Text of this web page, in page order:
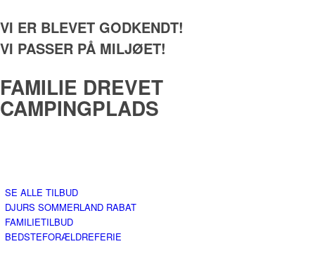
VI ER BLEVET GODKENDT!
VI PASSER PÅ MILJØET!
FAMILIE DREVET
CAMPINGPLADS
SE ALLE TILBUD
DJURS SOMMERLAND RABAT
FAMILIETILBUD
BEDSTEFORÆLDREFERIE